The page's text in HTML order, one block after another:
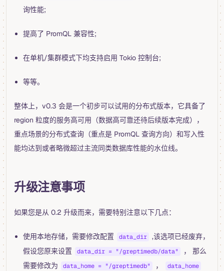
询性能;
提高了 PromQL 兼容性;
在单机/集群模式下均支持启用 Tokio 控制台;
等等。
整体上，v0.3 会是一个初步可以试用的分布式版本，它具备了
region 粒度的服务高可用（数据高可靠还待后续版本完成），
重点场景的分布式查询（重点是 PromQL 查询方向）和写入性
能均达到或者略微超过主流同类数据库性能的水位线。
升级注意事项
如果您是从 0.2 升级而来，需要特别注意以下几点：
使用本地存储，需要修改配置 data_dir
,该选项已经废弃，
假设您原来设置
data_dir = "/greptimedb/data"
， 那么
需要修改为
data_home = "/greptimedb" ， data_home